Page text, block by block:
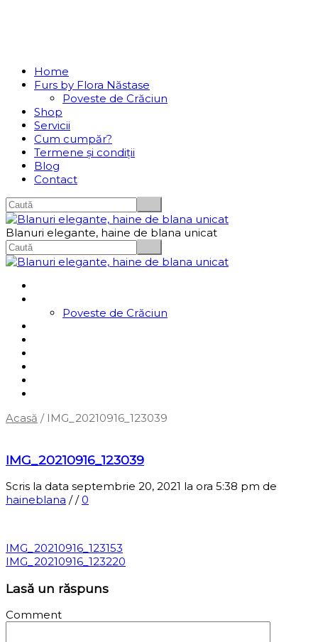
Home
Furs by Flora Năstase
Poveste de Crăciun
Shop
Servicii
Cum cumpăr?
Termene și condiții
Blog
Contact
Blanuri elegante, haine de blana unicat
Poveste de Crăciun
Acasă / IMG_20210916_123039
IMG_20210916_123039
Scris la data septembrie 20, 2021 la ora 5:38 pm de
haineblana //0
IMG_20210916_123153
IMG_20210916_123220
Lasă un răspuns
Comment